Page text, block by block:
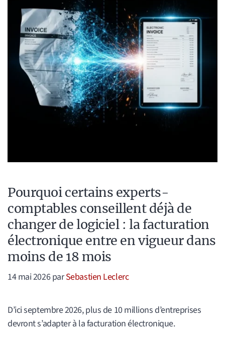
Pourquoi certains experts-
comptables conseillent déjà de
changer de logiciel : la facturation
électronique entre en vigueur dans
moins de 18 mois
14 mai 2026parSebastien Leclerc
D’ici septembre 2026, plus de 10 millions d’entreprises
devront s’adapter à la facturation électronique.